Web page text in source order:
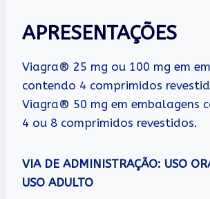
APRESENTAÇÕES
Viagra® 25 mg ou 100 mg em
contendo 4 comprimidos
Viagra® 50 mg em embalagens
4 ou 8 comprimidos revestidos.
VIA DE ADMINISTRAÇÃO: USO
USO ADULTO